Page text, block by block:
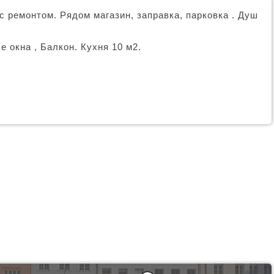
ремонтом. Рядом магазин, заправка, парковка . Душ
окна , Балкон. Кухня 10 м2.